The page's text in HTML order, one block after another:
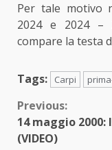
Per tale motivo
2024 e 2024 –
compare la testa
Tags: Carpi
Continue
Reading
Previous:
14 maggio 2000:
(VIDEO)